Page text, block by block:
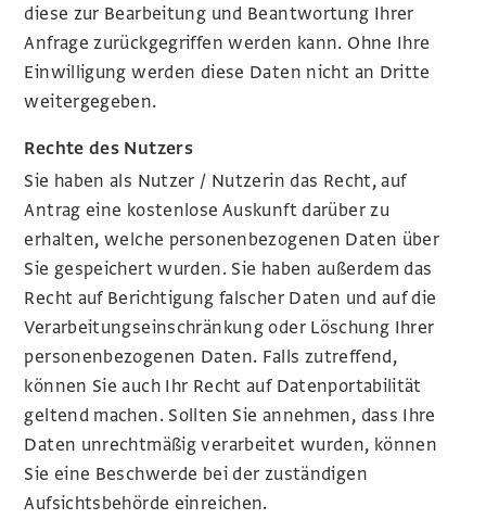
diese zur Bearbeitung und Beantwortung Ihrer
Anfrage zurückgegriffen werden kann. Ohne Ihre
Einwilligung werden diese Daten nicht an Dritte
weitergegeben.
Rechte des Nutzers
Sie haben als Nutzer / Nutzerin das Recht, auf
Antrag eine kostenlose Auskunft darüber zu
erhalten, welche personenbezogenen Daten über
Sie gespeichert wurden. Sie haben außerdem das
Recht auf Berichtigung falscher Daten und auf die
Verarbeitungseinschränkung oder Löschung Ihrer
personenbezogenen Daten. Falls zutreffend,
können Sie auch Ihr Recht auf Datenportabilität
geltend machen. Sollten Sie annehmen, dass Ihre
Daten unrechtmäßig verarbeitet wurden, können
Sie eine Beschwerde bei der zuständigen
Aufsichtsbehörde einreichen.